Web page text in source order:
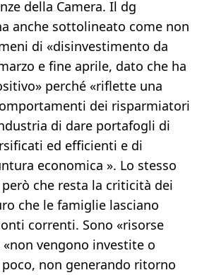
della Camera. Il dg
anche sottolineato come non
di «disinvestimento da
e fine aprile, dato che ha
perché «riflette una
dei risparmiatori
di dare portafogli di
ed efficienti e di
economica ». Lo stesso
che resta la criticità dei
che le famiglie lasciano
correnti. Sono «risorse
vengono investite o
non generando ritorno